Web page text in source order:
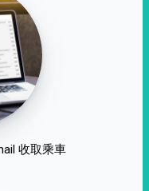
收取乘車